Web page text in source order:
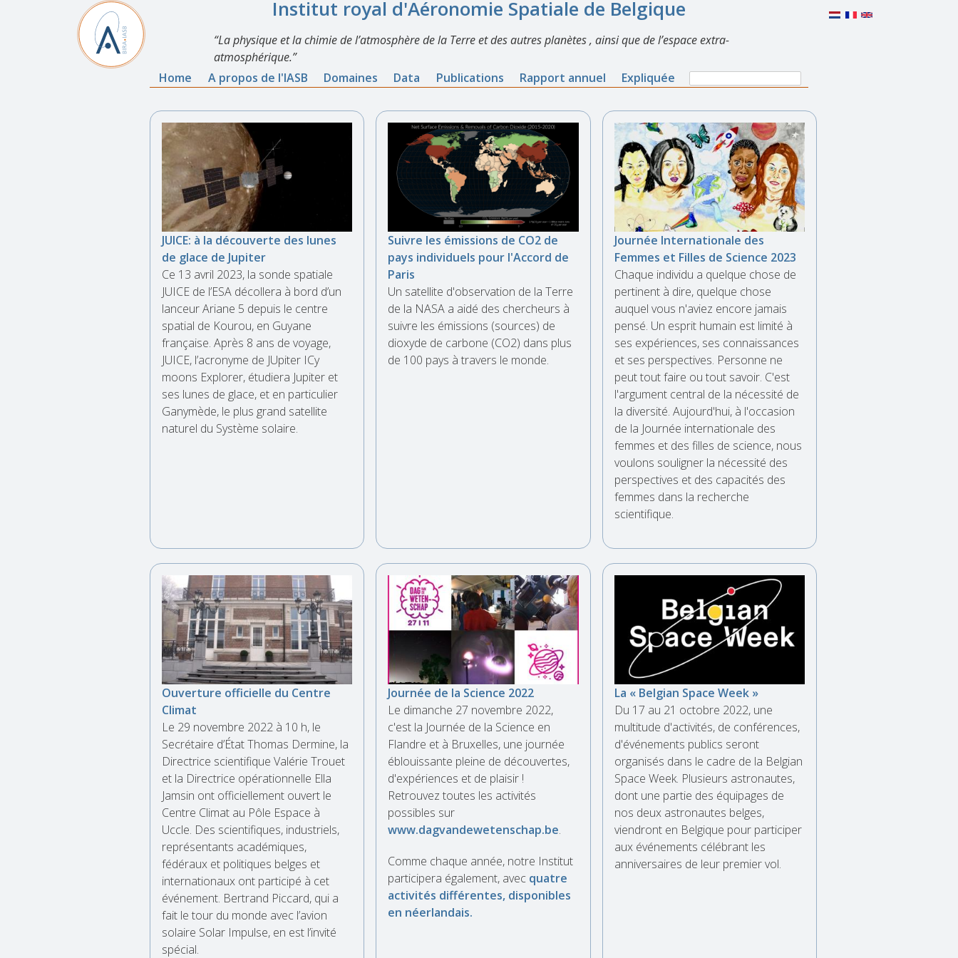
Institut royal d'Aéronomie Spatiale de Belgique
La physique et la chimie de l’atmosphère de la Terre et des autres planètes , ainsi que de l’espace extra-
atmosphérique.
Home
A propos de l'IASB Domaines Data Publications Rapport annuel Expliquée
Search
form
Search
JUICE: à la découverte des lunes
de glace de Jupiter
Ce 13 avril 2023, la sonde spatiale
JUICE de l’ESA décollera à bord d’un
lanceur Ariane 5 depuis le centre
spatial de Kourou, en Guyane
française. Après 8 ans de voyage,
JUICE, l’acronyme de JUpiter ICy
moons Explorer, étudiera Jupiter et
ses lunes de glace, et en particulier
Ganymède, le plus grand satellite
naturel du Système solaire.
Suivre les émissions de CO2 de
pays individuels pour l'Accord de
Paris
Un satellite d'observation de la Terre
de la NASA a aidé des chercheurs à
suivre les émissions (sources) de
dioxyde de carbone (CO2) dans plus
de 100 pays à travers le monde.
Journée Internationale des
Femmes et Filles de Science 2023
Chaque individu a quelque chose de
pertinent à dire, quelque chose
auquel vous n'aviez encore jamais
pensé. Un esprit humain est limité à
ses expériences, ses connaissances
et ses perspectives. Personne ne
peut tout faire ou tout savoir. C'est
l'argument central de la nécessité de
la diversité. Aujourd'hui, à l'occasion
de la Journée internationale des
femmes et des filles de science, nous
voulons souligner la nécessité des
perspectives et des capacités des
femmes dans la recherche
scientifique.
Ouverture officielle du Centre
Climat
Le 29 novembre 2022 à 10 h, le
Secrétaire d’État Thomas Dermine, la
Directrice scientifique Valérie Trouet
et la Directrice opérationnelle Ella
Jamsin ont officiellement ouvert le
Centre Climat au Pôle Espace à
Uccle. Des scientifiques, industriels,
représentants académiques,
fédéraux et politiques belges et
internationaux ont participé à cet
événement. Bertrand Piccard, qui a
fait le tour du monde avec l’avion
solaire Solar Impulse, en est l’invité
spécial.
Journée de la Science 2022
Le dimanche 27 novembre 2022,
c'est la Journée de la Science en
Flandre et à Bruxelles, une journée
éblouissante pleine de découvertes,
d'expériences et de plaisir !
Retrouvez toutes les activités
possibles sur
www.dagvandewetenschap.be.
Comme chaque année, notre Institut
participera également, avec quatre
activités différentes, disponibles
en néerlandais.
La « Belgian Space Week »
Du 17 au 21 octobre 2022, une
multitude d'activités, de conférences,
d'événements publics seront
organisés dans le cadre de la Belgian
Space Week. Plusieurs astronautes,
dont une partie des équipages de
nos deux astronautes belges,
viendront en Belgique pour participer
aux événements célébrant les
anniversaires de leur premier vol.